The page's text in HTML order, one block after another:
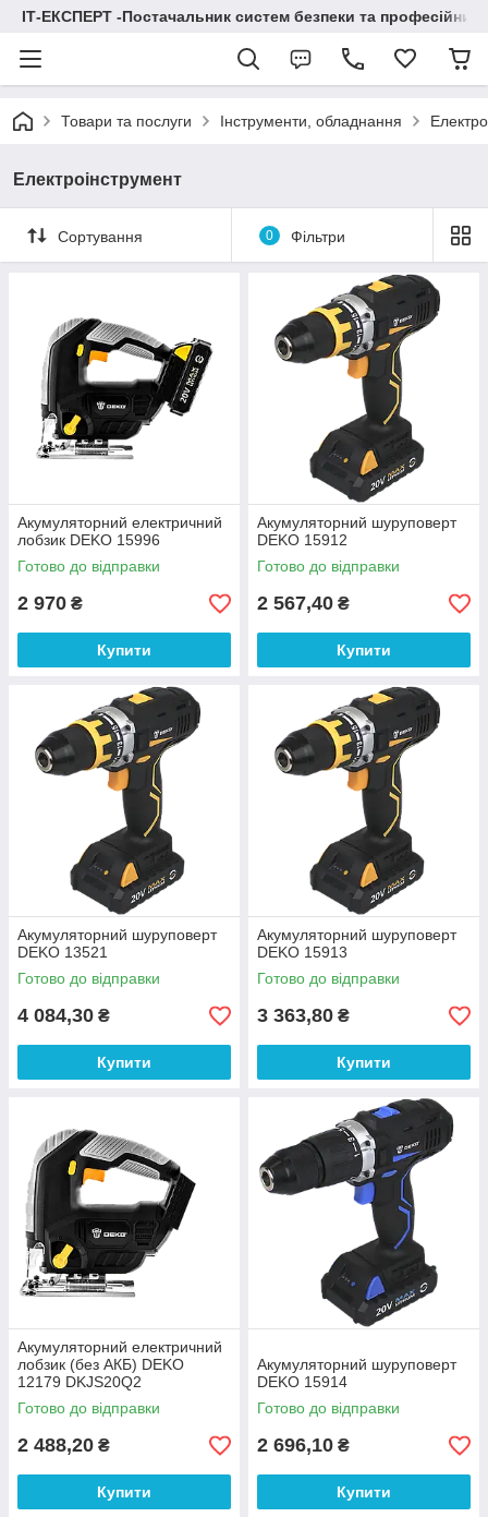
ІТ-ЕКСПЕРТ -Постачальник систем безпеки та професійних
Товари та послуги Інструменти, обладнання
Електроінструмент
Сортування 0 Фільтри
Акумуляторний електричний
лобзик DEKO 15996
Готово до відправки
2 970 ₴
Купити
Акумуляторний шуруповерт
DEKO 15912
Готово до відправки
2 567,40 ₴
Купити
Акумуляторний шуруповерт
DEKO 13521
Готово до відправки
4 084,30 ₴
Купити
Акумуляторний шуруповерт
DEKO 15913
Готово до відправки
3 363,80 ₴
Купити
Акумуляторний електричний
лобзик (без АКБ) DEKO
12179 DKJS20Q2
Готово до відправки
2 488,20 ₴
Купити
Акумуляторний шуруповерт
DEKO 15914
Готово до відправки
2 696,10 ₴
Купити